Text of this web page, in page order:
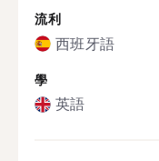
流利
西班牙語
學
英語